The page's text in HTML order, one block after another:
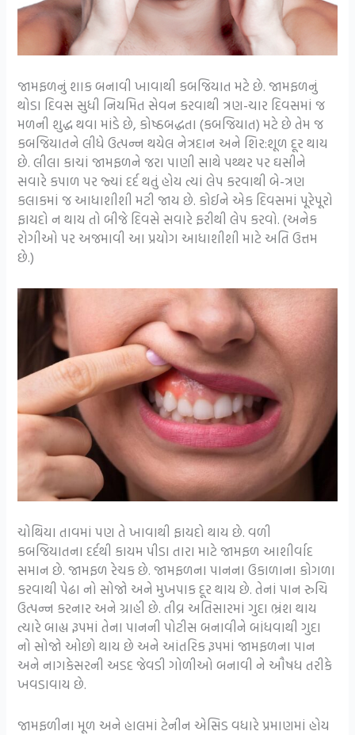
જામફળનું શાક બનાવી ખાવાથી કબજિયાત મટે છે. જામફળનું
થોડા દિવસ સુધી નિયમિત સેવન કરવાથી ત્રણ-ચાર દિવસમાં જ
મળની શુદ્ધ થવા માંડે છે, કોષ્ઠબદ્ધતા (કબજિયાત) મટે છે તેમ જ
કબજિયાતને લીધે ઉત્પન્ન થયેલ નેત્રદાન અને શિર:શૂળ દૂર થાય
છે. લીલા કાચાં જામફળને જરા પાણી સાથે પથ્થર પર ઘસીને
સવારે કપાળ પર જ્યાં દર્દ થતું હોય ત્યાં લેપ કરવાથી બે-ત્રણ
કલાકમાં જ આધાશીશી મટી જાય છે. કોઈને એક દિવસમાં પૂરેપૂરો
ફાયદો ન થાય તો બીજે દિવસે સવારે ફરીથી લેપ કરવો. (અનેક
રોગીઓ પર અજમાવી આ પ્રયોગ આધાશીશી માટે અતિ ઉત્તમ
છે.)
ચોથિયા તાવમાં પણ તે ખાવાથી ફાયદો થાય છે. વળી
કબજિયાતના દર્દથી કાયમ પીડા તારા માટે જામફળ આશીર્વાદ
સમાન છે. જામફળ રેચક છે. જામફળના પાનના ઉકાળાના કોગળા
કરવાથી પેઢા નો સોજો અને મુખપાક દૂર થાય છે. તેનાં પાન રુચિ
ઉત્પન્ન કરનાર અને ગ્રાહી છે. તીવ્ર અતિસારમાં ગુદા ભ્રંશ થાય
ત્યારે બાહ્ય રૂપમાં તેના પાનની પોટીસ બનાવીને બાંધવાથી ગુદા
નો સોજો ઓછો થાય છે અને આંતરિક રૂપમાં જામફળના પાન
અને નાગકેસરની અડદ જેવડી ગોળીઓ બનાવી ને ઔષધ તરીકે
ખવડાવાય છે.
જામફળીના મૂળ અને હાલમાં ટેનીન એસિડ વધારે પ્રમાણમાં હોય